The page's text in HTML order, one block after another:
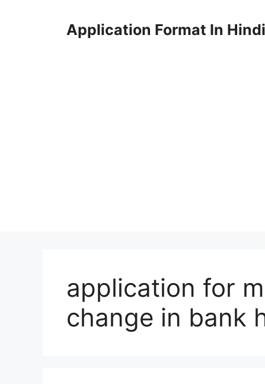
Application Format In Hindi
application for
change in bank